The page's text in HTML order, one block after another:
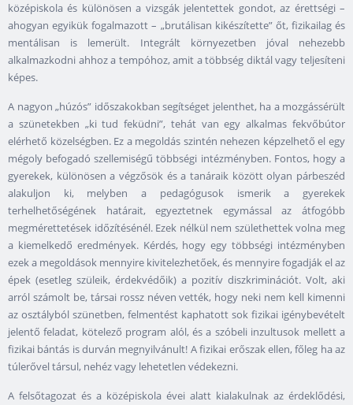
középiskola és különösen a vizsgák jelentettek gondot, az érettségi –
ahogyan egyikük fogalmazott – „brutálisan kikészítette” őt, fizikailag és
mentálisan is lemerült. Integrált környezetben jóval nehezebb
alkalmazkodni ahhoz a tempóhoz, amit a többség diktál vagy teljesíteni
képes.
A nagyon „húzós” időszakokban segítséget jelenthet, ha a mozgássérült
a szünetekben „ki tud feküdni”, tehát van egy alkalmas fekvőbútor
elérhető közelségben. Ez a megoldás szintén nehezen képzelhető el egy
mégoly befogadó szellemiségű többségi intézményben. Fontos, hogy a
gyerekek, különösen a végzősök és a tanáraik között olyan párbeszéd
alakuljon ki, melyben a pedagógusok ismerik a gyerekek
terhelhetőségének határait, egyeztetnek egymással az átfogóbb
megmérettetések időzítésénél. Ezek nélkül nem születhettek volna meg
a kiemelkedő eredmények. Kérdés, hogy egy többségi intézményben
ezek a megoldások mennyire kivitelezhetőek, és mennyire fogadják el az
épek (esetleg szüleik, érdekvédőik) a pozitív diszkriminációt. Volt, aki
arról számolt be, társai rossz néven vették, hogy neki nem kell kimenni
az osztályból szünetben, felmentést kaphatott sok fizikai igénybevételt
jelentő feladat, kötelező program alól, és a szóbeli inzultusok mellett a
fizikai bántás is durván megnyilvánult! A fizikai erőszak ellen, főleg ha az
túlerővel társul, nehéz vagy lehetetlen védekezni.
A felsőtagozat és a középiskola évei alatt kialakulnak az érdeklődési,